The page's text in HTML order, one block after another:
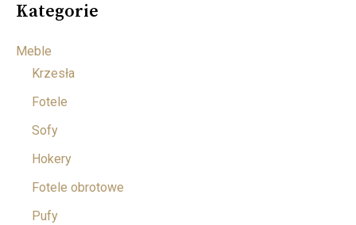
Kategorie
Meble
Krzesła
Fotele
Sofy
Hokery
Fotele obrotowe
Pufy